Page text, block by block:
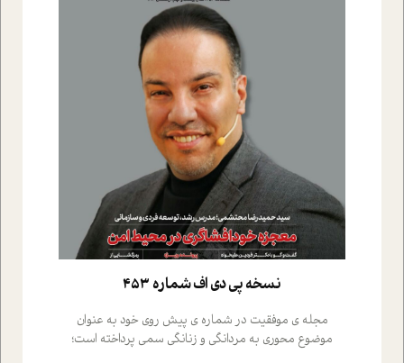
نسخه پي دي اف شماره 453
مجله ی موفقیت در شماره ی پیش روی خود به عنوان
موضوع محوری به مردانگی و زنانگی سمی پرداخته است؛